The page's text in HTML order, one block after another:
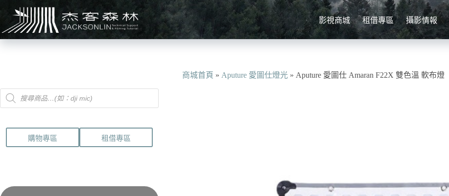
主
要
影視商城 租借專區 攝影情報
商城首頁 » Aputure 愛圖仕燈光 » Aputure 愛圖仕 Amaran F22X 雙色溫 軟布燈
Products
search
購物專區 租借專區